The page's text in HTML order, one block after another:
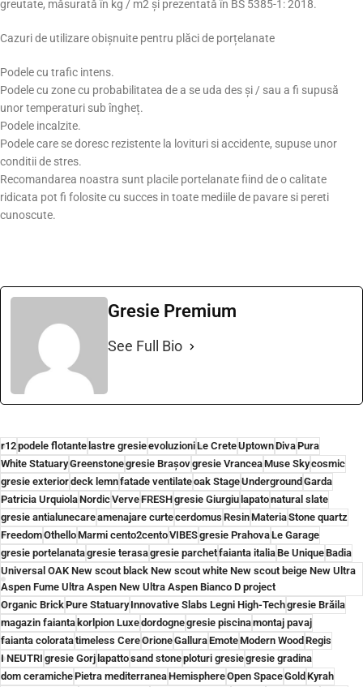
greutate, măsurată în kg / m2 și prezentată în BS 5385-1: 2018.
Cazuri de utilizare obișnuite pentru plăci de porțelanate
Podele cu trafic intens.
Podele cu zone cu probabilitatea de a se uda des și / sau a fi supusă
unor temperaturi sub îngheț.
Podele incalzite.
Podele care se doresc rezistente la lovituri si accidente, supuse unor
conditii de stres.
Recomandarea noastra sunt placile portelanate fiind de o calitate
ridicata pot fi folosite cu succes in toate mediile de pavare si pereti
cunoscute.
Gresie Premium
See Full Bio
r12podele flotantelastre gresieevoluzioniLe CreteUptownDivaPura
White StatuaryGreenstonegresie Brașovgresie VranceaMuse Skycosmic
gresie exteriordeck lemnfatade ventilateoak StageUnderground Garda
Patricia UrquiolaNordicVerveFRESHgresie Giurgiulapatonatural slate
gresie antialunecareamenajare curtecerdomus ResinMateriaStone quartz
FreedomOthelloMarmi cento2centoVIBESgresie PrahovaLe Garage
gresie portelanatagresie terasagresie parchetfaianta italiaBe UniqueBadia
Universal OAK New scout black New scout white New scout beige New Ultra
Aspen Fume Ultra Aspen New Ultra Aspen Bianco D project
Organic BrickPure StatuaryInnovative Slabs Legni High-Techgresie Brăila
magazin faianta korlpion Luxedordognegresie piscinamontaj pavaj
faianta coloratatimeless CereOrioneGalluraEmoteModern Wood Regis
I NEUTRI gresie Gorjlapattosand stoneploturi gresiegresie gradina
dom ceramichePietra mediterraneaHemisphereOpen SpaceGold Kyrah